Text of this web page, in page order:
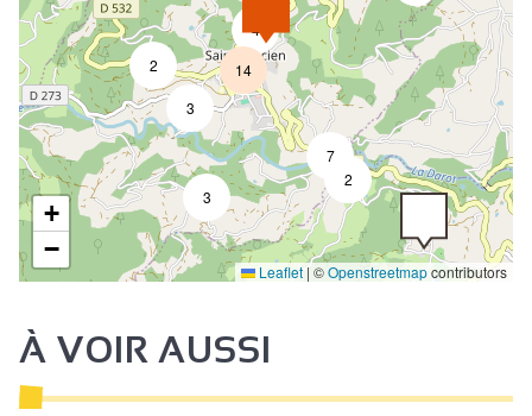
2
7
3
2
3
4
14
+
−
Leaflet |©Openstreetmapcontributors
À VOIR AUSSI